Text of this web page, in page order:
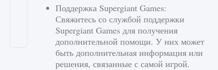
Поддержка Supergiant Games:
Свяжитесь со службой поддержки
Supergiant Games для получения
дополнительной помощи. У них может
быть дополнительная информация или
решения, связанные с самой игрой.